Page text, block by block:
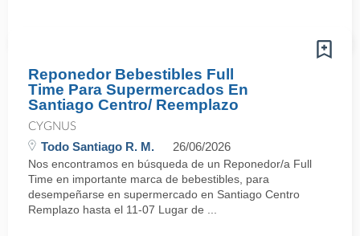
Reponedor Bebestibles Full
Time Para Supermercados En
Santiago Centro/ Reemplazo
CYGNUS
Todo Santiago R. M. 26/06/2026
Nos encontramos en búsqueda de un Reponedor/a Full
Time en importante marca de bebestibles, para
desempeñarse en supermercado en Santiago Centro
Remplazo hasta el 11-07 Lugar de ...